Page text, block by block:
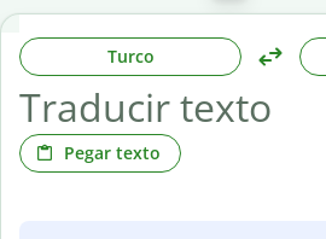
Turco
Pegar texto